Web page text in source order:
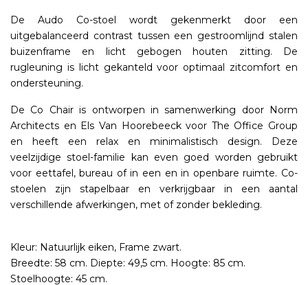
De Audo Co-stoel wordt gekenmerkt door een
uitgebalanceerd contrast tussen een gestroomlijnd stalen
buizenframe en licht gebogen houten zitting. De
rugleuning is licht gekanteld voor optimaal zitcomfort en
ondersteuning.
De Co Chair is ontworpen in samenwerking door Norm
Architects en Els Van Hoorebeeck voor The Office Group
en heeft een relax en minimalistisch design. Deze
veelzijdige stoel-familie kan even goed worden gebruikt
voor eettafel, bureau of in een en in openbare ruimte. Co-
stoelen zijn stapelbaar en verkrijgbaar in een aantal
verschillende afwerkingen, met of zonder bekleding.
Kleur: Natuurlijk eiken, Frame zwart.
Breedte: 58 cm. Diepte: 49,5 cm. Hoogte: 85 cm.
Stoelhoogte: 45 cm.